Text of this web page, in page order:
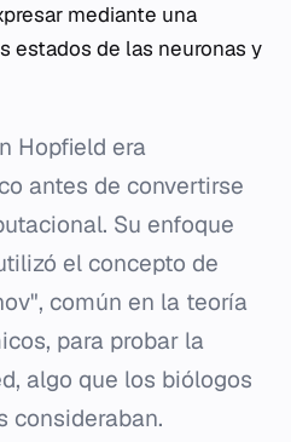
mediante una
estados de las neuronas y
Hopfield era
antes de convertirse
Su enfoque
el concepto de
común en la teoría
para probar la
algo que los biólogos
consideraban.